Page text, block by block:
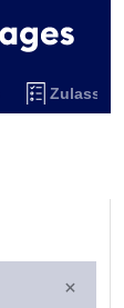
×